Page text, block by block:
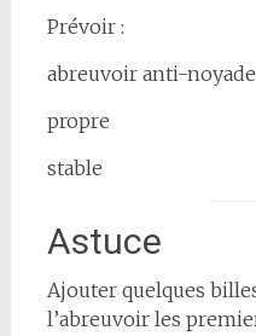
Prévoir :
abreuvoir anti-noyade
propre
stable
Astuce
Ajouter quelques
l’abreuvoir les